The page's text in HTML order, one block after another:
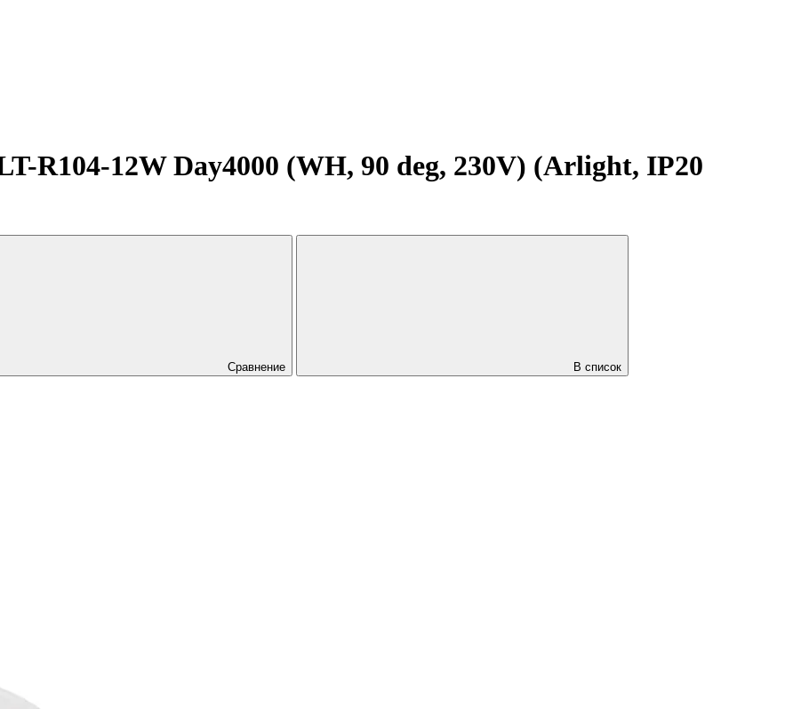
R104-12W Day4000 (WH, 90 deg, 230V) (Arlight, IP20
Сравнение
В список